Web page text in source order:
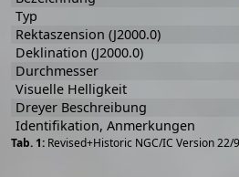
Revised+Historic NGC/IC Version
Typ
Rektaszension (J2000.0)
Deklination (J2000.0)
Durchmesser
Visuelle Helligkeit
Dreyer Beschreibung
Identifikation, Anmerkungen